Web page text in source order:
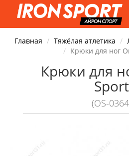
Главная Тяжёлая атлетика
Крюки для ног
Крюки для
Sport
(OS-